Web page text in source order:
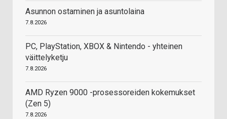
Asunnon ostaminen ja asuntolaina
7.8.2026
PC, PlayStation, XBOX & Nintendo - yhteinen
väittelyketju
7.8.2026
AMD Ryzen 9000 -prosessoreiden kokemukset
(Zen 5)
7.8.2026